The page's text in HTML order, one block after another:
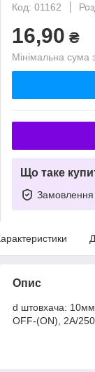
Код: 01162
16,90 ₴
Мінімальна сума
Що таке
Замовлення
Опис
d штовхача:
OFF-(ON), 2A/